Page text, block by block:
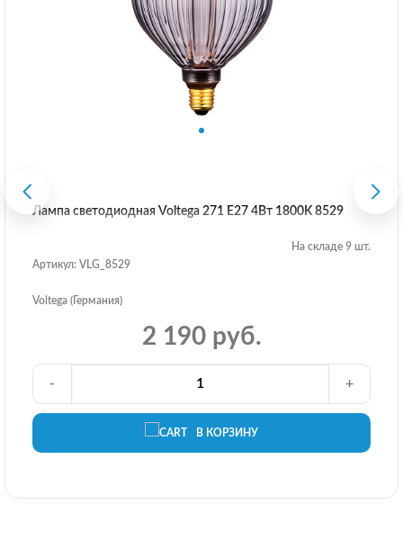
Лампа светодиодная Voltega 271 E27 4Вт 1800K 8529
На складе 9 шт.
Артикул: VLG_8529
Voltega (Германия)
2 190 руб.
В КОРЗИНУ
- +